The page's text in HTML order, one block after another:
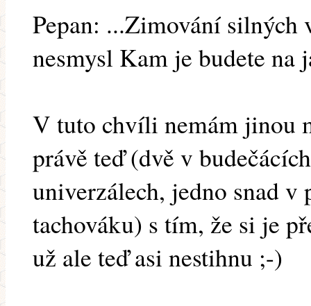
Pepan: ...Zimování silných
nesmysl Kam je budete na
V tuto chvíli nemám jinou
právě teď (dvě v
univerzálech, jedno snad v
tachováku) s tím, že si je
už ale teď asi nestihnu ;-)